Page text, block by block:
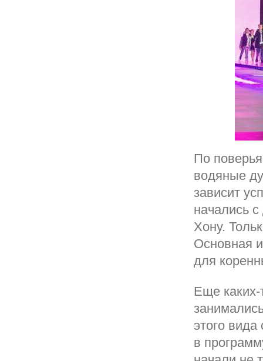
По
водяные
зависит
начались
Хону.
Основная
для
Еще каких-
этого вида
в